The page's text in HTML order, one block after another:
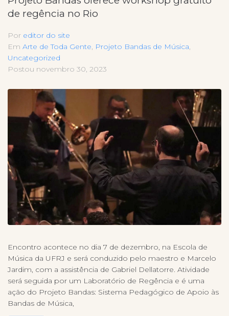
de regência no Rio
Por editor do site
Em Arte de Toda Gente, Projeto Bandas de Música,
Uncategorized
Postou novembro 30, 2023
Encontro acontece no dia 7 de dezembro, na Escola de
Música da UFRJ e será conduzido pelo maestro e Marcelo
Jardim, com a assistência de Gabriel Dellatorre. Atividade
será seguida por um Laboratório de Regência e é uma
ação do Projeto Bandas: Sistema Pedagógico de Apoio às
Bandas de Música,